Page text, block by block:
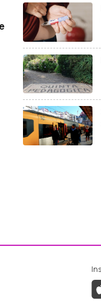
da
Instagram